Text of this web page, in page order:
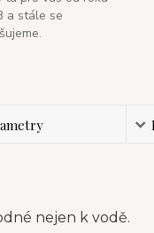
a stále se
nejen k vodě.